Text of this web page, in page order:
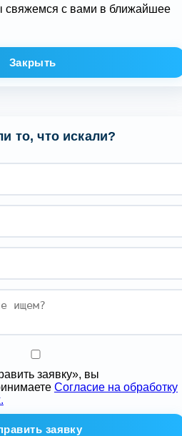
с вами в ближайшее
Закрыть
то, что искали?
заявку», вы
Согласие на обработку
заявку